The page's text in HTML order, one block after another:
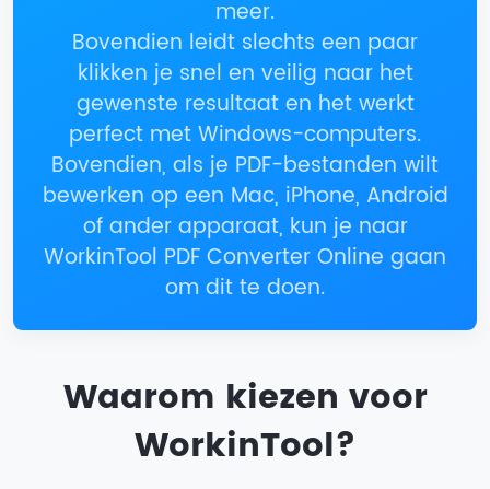
meer.
Bovendien leidt slechts een paar
klikken je snel en veilig naar het
gewenste resultaat en het werkt
perfect met Windows-computers.
Bovendien, als je PDF-bestanden wilt
bewerken op een Mac, iPhone, Android
of ander apparaat, kun je naar
WorkinTool PDF Converter Online gaan
om dit te doen.
Waarom kiezen voor
WorkinTool?